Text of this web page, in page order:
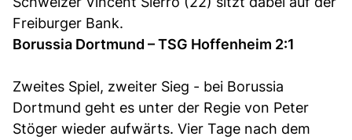
Freiburger Bank.
Borussia Dortmund – TSG Hoffenheim 2:1
Zweites Spiel, zweiter Sieg - bei Borussia
Dortmund geht es unter der Regie von Peter
Stöger wieder aufwärts. Vier Tage nach dem